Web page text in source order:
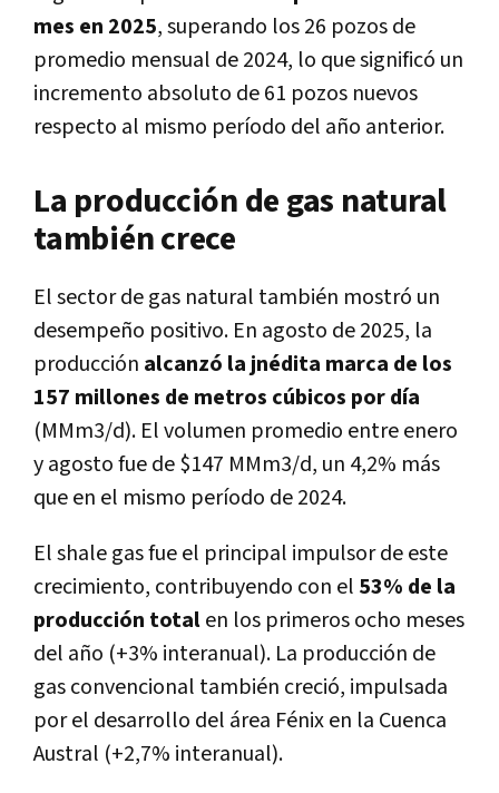
mes en 2025, superando los 26 pozos de
promedio mensual de 2024, lo que significó un
incremento absoluto de 61 pozos nuevos
respecto al mismo período del año anterior.
La producción de gas natural
también crece
El sector de gas natural también mostró un
desempeño positivo. En agosto de 2025, la
producción alcanzó la jnédita marca de los
157 millones de metros cúbicos por día
(MMm3/d). El volumen promedio entre enero
y agosto fue de $147 MMm3/d, un 4,2% más
que en el mismo período de 2024.
El shale gas fue el principal impulsor de este
crecimiento, contribuyendo con el 53% de la
producción totalen los primeros ocho meses
del año (+3% interanual). La producción de
gas convencional también creció, impulsada
por el desarrollo del área Fénix en la Cuenca
Austral (+2,7% interanual).